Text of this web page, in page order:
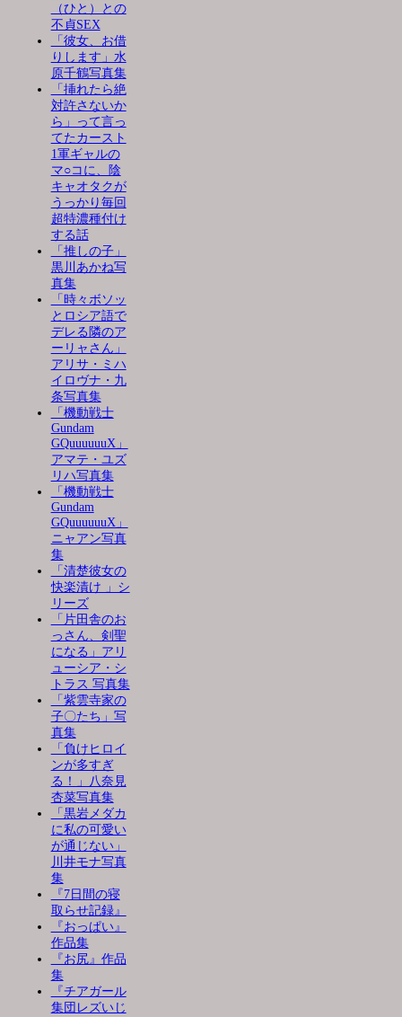
（ひと）との
不貞SEX
「彼女、お借
りします」水
原千鶴写真集
「挿れたら絶
対許さないか
ら」って言っ
てたカースト
1軍ギャルの
マ○コに、陰
キャオタクが
うっかり毎回
超特濃種付け
する話
「推しの子」
黒川あかね写
真集
「時々ボソッ
とロシア語で
デレる隣のア
ーリャさん」
アリサ・ミハ
イロヴナ・九
条写真集
「機動戦士
Gundam
GQuuuuuuX」
アマテ・ユズ
リハ写真集
「機動戦士
Gundam
GQuuuuuuX」
ニャアン写真
集
「清楚彼女の
快楽漬け 」シ
リーズ
「片田舎のお
っさん、剣聖
になる」アリ
ューシア・シ
トラス 写真集
「紫雲寺家の
子〇たち」写
真集
「負けヒロイ
ンが多すぎ
る！」八奈見
杏菜写真集
「黒岩メダカ
に私の可愛い
が通じない」
川井モナ写真
集
『7日間の寝
取らせ記録』
『おっぱい』
作品集
『お尻』作品
集
『チアガール
集団レズいじ